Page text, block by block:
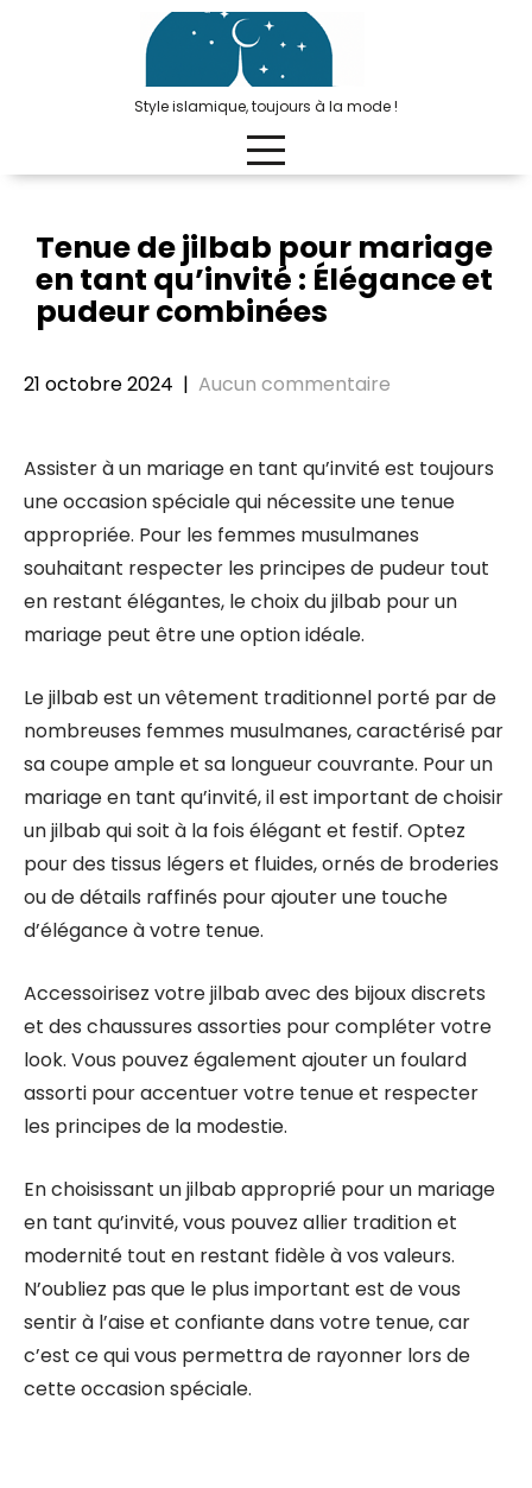
Style islamique, toujours à la mode !
Tenue de jilbab pour mariage
en tant qu’invité : Élégance et
pudeur combinées
21 octobre 2024 | Aucun commentaire
Assister à un mariage en tant qu’invité est toujours
une occasion spéciale qui nécessite une tenue
appropriée. Pour les femmes musulmanes
souhaitant respecter les principes de pudeur tout
en restant élégantes, le choix du jilbab pour un
mariage peut être une option idéale.
Le jilbab est un vêtement traditionnel porté par de
nombreuses femmes musulmanes, caractérisé par
sa coupe ample et sa longueur couvrante. Pour un
mariage en tant qu’invité, il est important de choisir
un jilbab qui soit à la fois élégant et festif. Optez
pour des tissus légers et fluides, ornés de broderies
ou de détails raffinés pour ajouter une touche
d’élégance à votre tenue.
Accessoirisez votre jilbab avec des bijoux discrets
et des chaussures assorties pour compléter votre
look. Vous pouvez également ajouter un foulard
assorti pour accentuer votre tenue et respecter
les principes de la modestie.
En choisissant un jilbab approprié pour un mariage
en tant qu’invité, vous pouvez allier tradition et
modernité tout en restant fidèle à vos valeurs.
N’oubliez pas que le plus important est de vous
sentir à l’aise et confiante dans votre tenue, car
c’est ce qui vous permettra de rayonner lors de
cette occasion spéciale.